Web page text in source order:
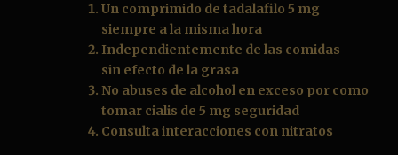
Un comprimido de tadalafilo 5 mg
siempre a la misma hora
Independientemente de las comidas –
sin efecto de la grasa
No abuses de alcohol en exceso por como
tomar cialis de 5 mg seguridad
Consulta interacciones con nitratos